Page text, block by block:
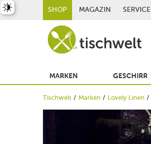
SHOP MAGAZIN SERVICE
MARKEN GESCHIRR
Tischwelt Marken Lovely Linen
umschalten